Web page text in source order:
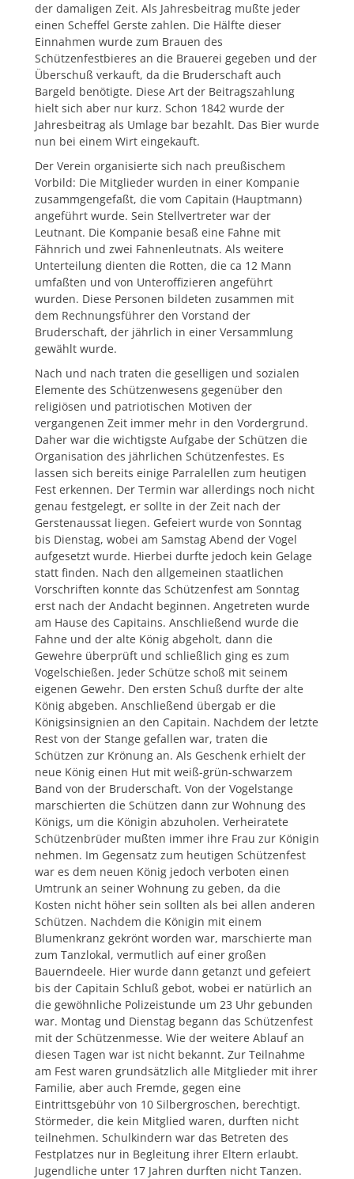
der damaligen Zeit. Als Jahresbeitrag mußte jeder
einen Scheffel Gerste zahlen. Die Hälfte dieser
Einnahmen wurde zum Brauen des
Schützenfestbieres an die Brauerei gegeben und der
Überschuß verkauft, da die Bruderschaft auch
Bargeld benötigte. Diese Art der Beitragszahlung
hielt sich aber nur kurz. Schon 1842 wurde der
Jahresbeitrag als Umlage bar bezahlt. Das Bier wurde
nun bei einem Wirt eingekauft.
Der Verein organisierte sich nach preußischem
Vorbild: Die Mitglieder wurden in einer Kompanie
zusammgengefaßt, die vom Capitain (Hauptmann)
angeführt wurde. Sein Stellvertreter war der
Leutnant. Die Kompanie besaß eine Fahne mit
Fähnrich und zwei Fahnenleutnats. Als weitere
Unterteilung dienten die Rotten, die ca 12 Mann
umfaßten und von Unteroffizieren angeführt
wurden. Diese Personen bildeten zusammen mit
dem Rechnungsführer den Vorstand der
Bruderschaft, der jährlich in einer Versammlung
gewählt wurde.
Nach und nach traten die geselligen und sozialen
Elemente des Schützenwesens gegenüber den
religiösen und patriotischen Motiven der
vergangenen Zeit immer mehr in den Vordergrund.
Daher war die wichtigste Aufgabe der Schützen die
Organisation des jährlichen Schützenfestes. Es
lassen sich bereits einige Parralellen zum heutigen
Fest erkennen. Der Termin war allerdings noch nicht
genau festgelegt, er sollte in der Zeit nach der
Gerstenaussat liegen. Gefeiert wurde von Sonntag
bis Dienstag, wobei am Samstag Abend der Vogel
aufgesetzt wurde. Hierbei durfte jedoch kein Gelage
statt finden. Nach den allgemeinen staatlichen
Vorschriften konnte das Schützenfest am Sonntag
erst nach der Andacht beginnen. Angetreten wurde
am Hause des Capitains. Anschließend wurde die
Fahne und der alte König abgeholt, dann die
Gewehre überprüft und schließlich ging es zum
Vogelschießen. Jeder Schütze schoß mit seinem
eigenen Gewehr. Den ersten Schuß durfte der alte
König abgeben. Anschließend übergab er die
Königsinsignien an den Capitain. Nachdem der letzte
Rest von der Stange gefallen war, traten die
Schützen zur Krönung an. Als Geschenk erhielt der
neue König einen Hut mit weiß-grün-schwarzem
Band von der Bruderschaft. Von der Vogelstange
marschierten die Schützen dann zur Wohnung des
Königs, um die Königin abzuholen. Verheiratete
Schützenbrüder mußten immer ihre Frau zur Königin
nehmen. Im Gegensatz zum heutigen Schützenfest
war es dem neuen König jedoch verboten einen
Umtrunk an seiner Wohnung zu geben, da die
Kosten nicht höher sein sollten als bei allen anderen
Schützen. Nachdem die Königin mit einem
Blumenkranz gekrönt worden war, marschierte man
zum Tanzlokal, vermutlich auf einer großen
Bauerndeele. Hier wurde dann getanzt und gefeiert
bis der Capitain Schluß gebot, wobei er natürlich an
die gewöhnliche Polizeistunde um 23 Uhr gebunden
war. Montag und Dienstag begann das Schützenfest
mit der Schützenmesse. Wie der weitere Ablauf an
diesen Tagen war ist nicht bekannt. Zur Teilnahme
am Fest waren grundsätzlich alle Mitglieder mit ihrer
Familie, aber auch Fremde, gegen eine
Eintrittsgebühr von 10 Silbergroschen, berechtigt.
Störmeder, die kein Mitglied waren, durften nicht
teilnehmen. Schulkindern war das Betreten des
Festplatzes nur in Begleitung ihrer Eltern erlaubt.
Jugendliche unter 17 Jahren durften nicht Tanzen.